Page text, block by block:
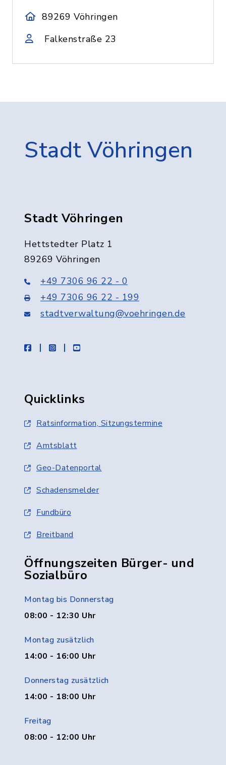
89269 Vöhringen
Falkenstraße 23
Stadt Vöhringen
Stadt Vöhringen
Hettstedter Platz 1
89269 Vöhringen
+49 7306 96 22 - 0
+49 7306 96 22 - 199
stadtverwaltung@voehringen.de
facebookinstagramyoutube
Quicklinks
Ratsinformation, Sitzungstermine
Amtsblatt
Geo-Datenportal
Schadensmelder
Fundbüro
Breitband
Öffnungszeiten Bürger- und
Sozialbüro
Montag bis Donnerstag
08:00 - 12:30 Uhr
Montag zusätzlich
14:00 - 16:00 Uhr
Donnerstag zusätzlich
14:00 - 18:00 Uhr
Freitag
08:00 - 12:00 Uhr